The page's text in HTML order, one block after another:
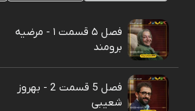
فصل ۵ قسمت ۱ - مرضیه
برومند
فصل 5 قسمت 2 - بهروز
شعیبی